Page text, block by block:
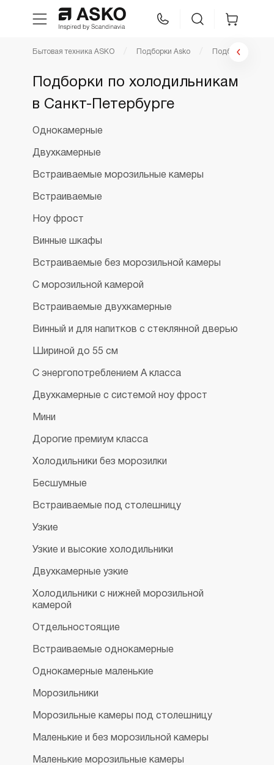
Техника для кухни
Asko Professional
Аксессуары
Бытовая техника ASKO Подборки Asko Подборки по
Подборки по холодильникам
в Санкт-Петербурге
Однокамерные
Двухкамерные
Встраиваемые морозильные камеры
Встраиваемые
Ноу фрост
Винные шкафы
Встраиваемые без морозильной камеры
С морозильной камерой
Встраиваемые двухкамерные
Винный и для напитков с стеклянной дверью
Шириной до 55 см
С энергопотреблением А класса
Двухкамерные с системой ноу фрост
Мини
Дорогие премиум класса
Холодильники без морозилки
Бесшумные
Встраиваемые под столешницу
Узкие
Узкие и высокие холодильники
Двухкамерные узкие
Холодильники с нижней морозильной
камерой
Отдельностоящие
Встраиваемые однокамерные
Однокамерные маленькие
Морозильники
Морозильные камеры под столешницу
Маленькие и без морозильной камеры
Маленькие морозильные камеры